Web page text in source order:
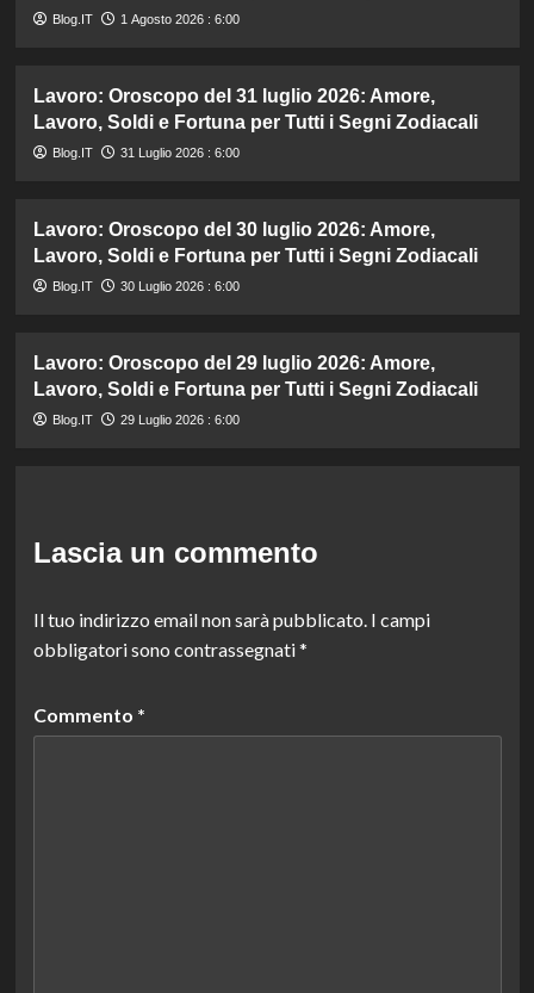
Blog.IT 1 Agosto 2026 : 6:00
Lavoro: Oroscopo del 31 luglio 2026: Amore,
Lavoro, Soldi e Fortuna per Tutti i Segni Zodiacali
Blog.IT 31 Luglio 2026 : 6:00
Lavoro: Oroscopo del 30 luglio 2026: Amore,
Lavoro, Soldi e Fortuna per Tutti i Segni Zodiacali
Blog.IT 30 Luglio 2026 : 6:00
Lavoro: Oroscopo del 29 luglio 2026: Amore,
Lavoro, Soldi e Fortuna per Tutti i Segni Zodiacali
Blog.IT 29 Luglio 2026 : 6:00
Lascia un commento
Il tuo indirizzo email non sarà pubblicato. I campi
obbligatori sono contrassegnati*
Commento *